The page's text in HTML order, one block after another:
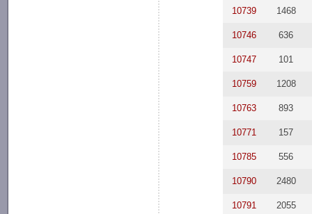
10739 1468
10746 636
10747 101
10759 1208
10763 893
10771 157
10785 556
10790 2480
10791 2055